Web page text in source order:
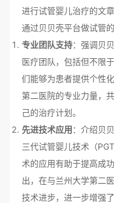
进行试管婴儿治疗的文
通过贝贝壳平台做试管的
专业团队支持：强调贝
医疗团队，包括但不限
们能够为患者提供个性
第二医院的专业力量，
己的治疗计划。
先进技术应用：介绍贝
三代试管婴儿技术（
术的应用有助于提高成
出，在与兰州大学第二
技术进步，进一步增强